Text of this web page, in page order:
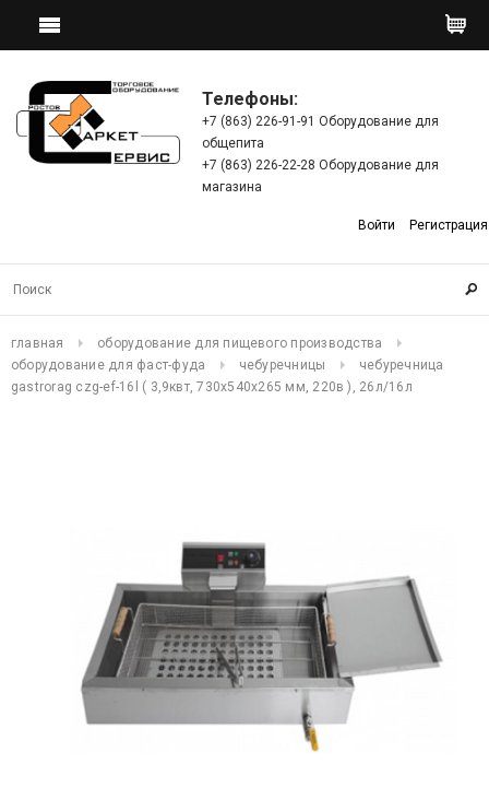
Телефоны:
+7 (863) 226-91-91 Оборудование для
общепита
+7 (863) 226-22-28 Оборудование для
магазина
Войти Регистрация
главная
оборудование для пищевого производства
оборудование для фаст-фуда
чебуречницы
чебуречница
gastrorag czg-ef-16l ( 3,9квт, 730x540x265 мм, 220в ), 26л/16л